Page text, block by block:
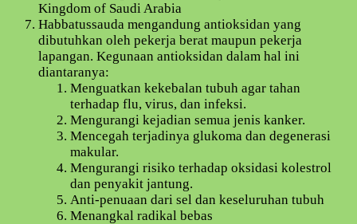
Kingdom of Saudi Arabia
Habbatussauda mengandung antioksidan yang
dibutuhkan oleh pekerja berat maupun pekerja
lapangan. Kegunaan antioksidan dalam hal ini
diantaranya:
Menguatkan kekebalan tubuh agar tahan
terhadap flu, virus, dan infeksi.
Mengurangi kejadian semua jenis kanker.
Mencegah terjadinya glukoma dan degenerasi
makular.
Mengurangi risiko terhadap oksidasi kolestrol
dan penyakit jantung.
Anti-penuaan dari sel dan keseluruhan tubuh
Menangkal radikal bebas